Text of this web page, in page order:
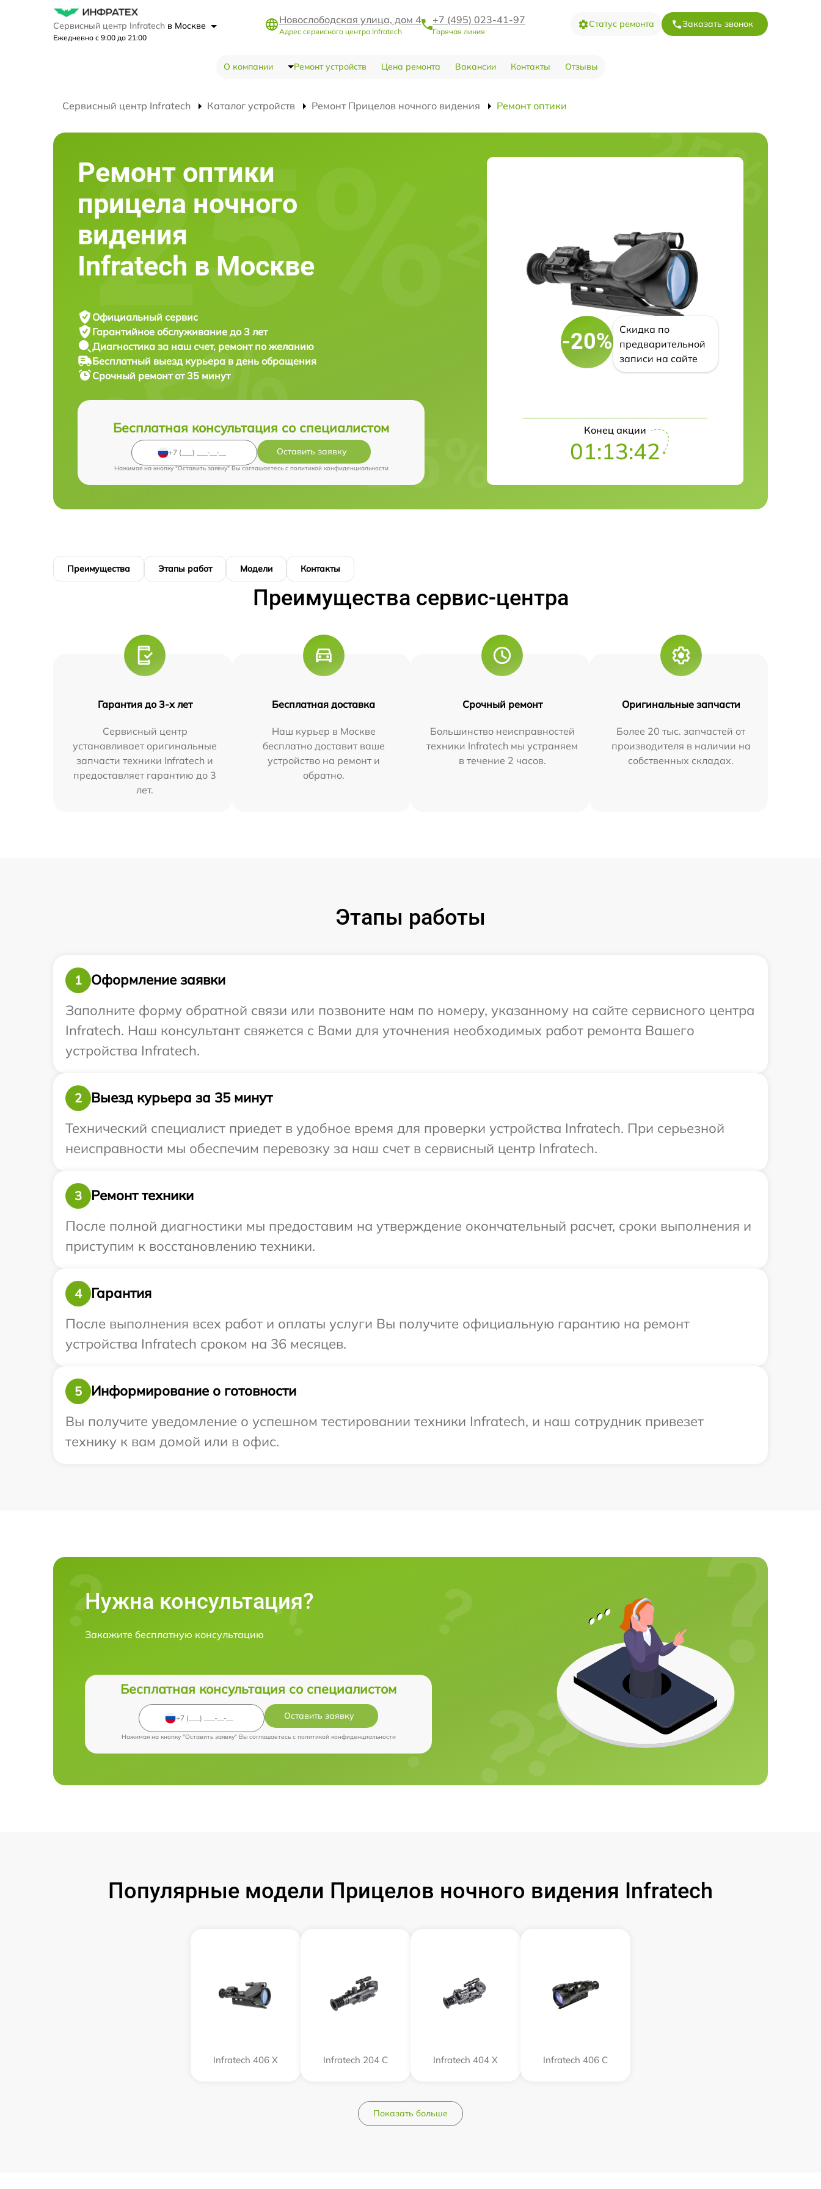
Сервисный центр Infratech в Москве
Ежедневно с 9:00 до 21:00
Новослободская улица, дом 4
Адрес сервисного центра Infratech
+7 (495) 023-41-97
Горячая линия
Статус ремонта Заказать звонок
О компании Ремонт устройств Цена ремонта Вакансии Контакты Отзывы
Сервисный центр Infratech Каталог устройств Ремонт Прицелов ночного видения Ремонт оптики
Ремонт оптики
прицела ночного
видения
Infratech в Москве
Официальный сервис
Гарантийное обслуживание до 3 лет
Диагностика за наш счет, ремонт по желанию
Бесплатный выезд курьера в день обращения
Срочный ремонтот 35 минут
Бесплатная консультация со специалистом
Оставить заявку
Нажимая на кнопку "Оставить заявку" Вы соглашаетесь c политикой конфиденциальности
-20%
Скидка по
предварительной
записи на сайте
Конец акции
01:13:41
Преимущества Этапы работ Модели Контакты
Преимущества сервис-центра
Гарантия до 3-х лет
Сервисный центр
устанавливает оригинальные
запчасти техники Infratech и
предоставляет гарантию до 3
лет.
Бесплатная доставка
Наш курьер в Москве
бесплатно доставит ваше
устройство на ремонт и
обратно.
Срочный ремонт
Большинство неисправностей
техники Infratech мы устраняем
в течение 2 часов.
Оригинальные запчасти
Более 20 тыс. запчастей от
производителя в наличии на
собственных складах.
Этапы работы
1
Оформление заявки
Заполните форму обратной связи или позвоните нам по номеру, указанному на сайте сервисного центра
Infratech. Наш консультант свяжется с Вами для уточнения необходимых работ ремонта Вашего
устройства Infratech.
2
Выезд курьера за 35 минут
Технический специалист приедет в удобное время для проверки устройства Infratech. При серьезной
неисправности мы обеспечим перевозку за наш счет в сервисный центр Infratech.
3
Ремонт техники
После полной диагностики мы предоставим на утверждение окончательный расчет, сроки выполнения и
приступим к восстановлению техники.
4
Гарантия
После выполнения всех работ и оплаты услуги Вы получите официальную гарантию на ремонт
устройства Infratech сроком на 36 месяцев.
5
Информирование о готовности
Вы получите уведомление о успешном тестировании техники Infratech, и наш сотрудник привезет
технику к вам домой или в офис.
Нужна консультация?
Закажите бесплатную консультацию
Бесплатная консультация со специалистом
Оставить заявку
Нажимая на кнопку "Оставить заявку" Вы соглашаетесь c политикой конфиденциальности
Популярные модели Прицелов ночного видения Infratech
Infratech 406 Х Infratech 204 С Infratech 404 Х Infratech 406 С
Показать больше